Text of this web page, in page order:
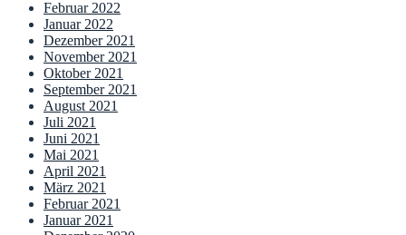
Februar 2022
Januar 2022
Dezember 2021
November 2021
Oktober 2021
September 2021
August 2021
Juli 2021
Juni 2021
Mai 2021
April 2021
März 2021
Februar 2021
Januar 2021